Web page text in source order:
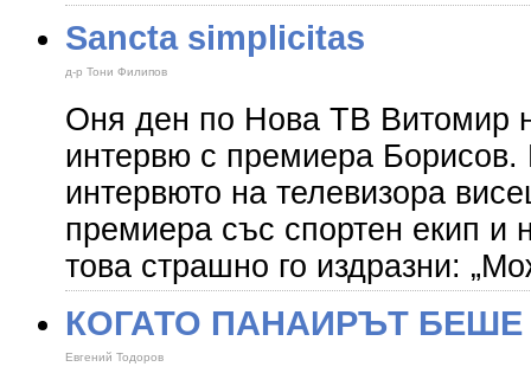
Sancta simplicitas
д-р Тони Филипов
Оня ден по Нова ТВ Витомир
интервю с премиера
интервюто на телевизора
премиера със спортен екип и
това страшно го издразни:
КОГАТО ПАНАИРЪТ
Евгений Тодоров